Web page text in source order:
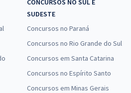
CONCURSOS NO SUL E
SUDESTE
Concursos no Paraná
Concursos no Rio Grande do Sul
Concursos em Santa Catarina
Concursos no Espírito Santo
Concursos em Minas Gerais